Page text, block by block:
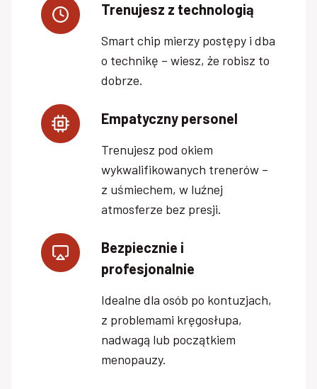
Trenujesz z technologią
Smart chip mierzy postępy i dba
o technikę – wiesz, że robisz to
dobrze.
Empatyczny personel
Trenujesz pod okiem
wykwalifikowanych trenerów –
z uśmiechem, w luźnej
atmosferze bez presji.
Bezpiecznie i
profesjonalnie
Idealne dla osób po kontuzjach,
z problemami kręgosłupa,
nadwagą lub początkiem
menopauzy.